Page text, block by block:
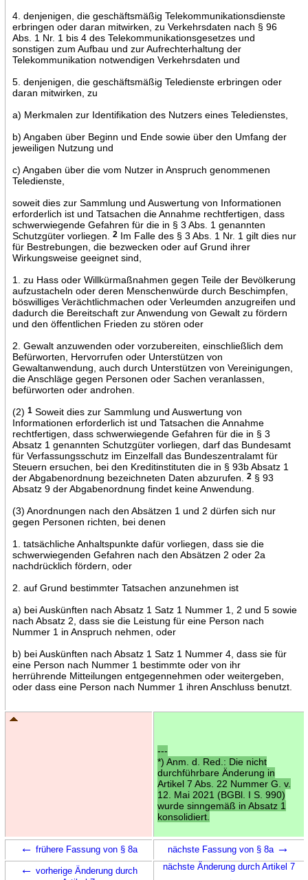
4. denjenigen, die geschäftsmäßig Telekommunikationsdienste
erbringen oder daran mitwirken, zu Verkehrsdaten nach § 96
Abs. 1 Nr. 1 bis 4 des Telekommunikationsgesetzes und
sonstigen zum Aufbau und zur Aufrechterhaltung der
Telekommunikation notwendigen Verkehrsdaten und
5. denjenigen, die geschäftsmäßig Teledienste erbringen oder
daran mitwirken, zu
a) Merkmalen zur Identifikation des Nutzers eines Teledienstes,
b) Angaben über Beginn und Ende sowie über den Umfang der
jeweiligen Nutzung und
c) Angaben über die vom Nutzer in Anspruch genommenen
Teledienste,
soweit dies zur Sammlung und Auswertung von Informationen
erforderlich ist und Tatsachen die Annahme rechtfertigen, dass
schwerwiegende Gefahren für die in § 3 Abs. 1 genannten
Schutzgüter vorliegen.
2Im Falle des § 3 Abs. 1 Nr. 1 gilt dies nur
für Bestrebungen, die bezwecken oder auf Grund ihrer
Wirkungsweise geeignet sind,
1. zu Hass oder Willkürmaßnahmen gegen Teile der Bevölkerung
aufzustacheln oder deren Menschenwürde durch Beschimpfen,
böswilliges Verächtlichmachen oder Verleumden anzugreifen und
dadurch die Bereitschaft zur Anwendung von Gewalt zu fördern
und den öffentlichen Frieden zu stören oder
2. Gewalt anzuwenden oder vorzubereiten, einschließlich dem
Befürworten, Hervorrufen oder Unterstützen von
Gewaltanwendung, auch durch Unterstützen von Vereinigungen,
die Anschläge gegen Personen oder Sachen veranlassen,
befürworten oder androhen.
(2) 1Soweit dies zur Sammlung und Auswertung von
Informationen erforderlich ist und Tatsachen die Annahme
rechtfertigen, dass schwerwiegende Gefahren für die in § 3
Absatz 1 genannten Schutzgüter vorliegen, darf das Bundesamt
für Verfassungsschutz im Einzelfall das Bundeszentralamt für
Steuern ersuchen, bei den Kreditinstituten die in § 93b Absatz 1
der Abgabenordnung bezeichneten Daten abzurufen.
2§ 93
Absatz 9 der Abgabenordnung findet keine Anwendung.
(3) Anordnungen nach den Absätzen 1 und 2 dürfen sich nur
gegen Personen richten, bei denen
1. tatsächliche Anhaltspunkte dafür vorliegen, dass sie die
schwerwiegenden Gefahren nach den Absätzen 2 oder 2a
nachdrücklich fördern, oder
2. auf Grund bestimmter Tatsachen anzunehmen ist
a) bei Auskünften nach Absatz 1 Satz 1 Nummer 1, 2 und 5 sowie
nach Absatz 2, dass sie die Leistung für eine Person nach
Nummer 1 in Anspruch nehmen, oder
b) bei Auskünften nach Absatz 1 Satz 1 Nummer 4, dass sie für
eine Person nach Nummer 1 bestimmte oder von ihr
herrührende Mitteilungen entgegennehmen oder weitergeben,
oder dass eine Person nach Nummer 1 ihren Anschluss benutzt.
---
*) Anm. d. Red.: Die nicht
durchführbare Änderung in
Artikel 7 Abs. 22 Nummer G. v.
12. Mai 2021 (BGBl. I S. 990)
wurde sinngemäß in Absatz 1
konsolidiert.
← frühere Fassung von § 8a nächste Fassung von § 8a →
← vorherige Änderung durch
nächste Änderung durch Artikel 7